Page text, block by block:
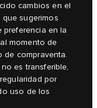
cambios en el
sugerimos
preferencia en la
momento de
de compraventa.
es transferible,
por
uso de los